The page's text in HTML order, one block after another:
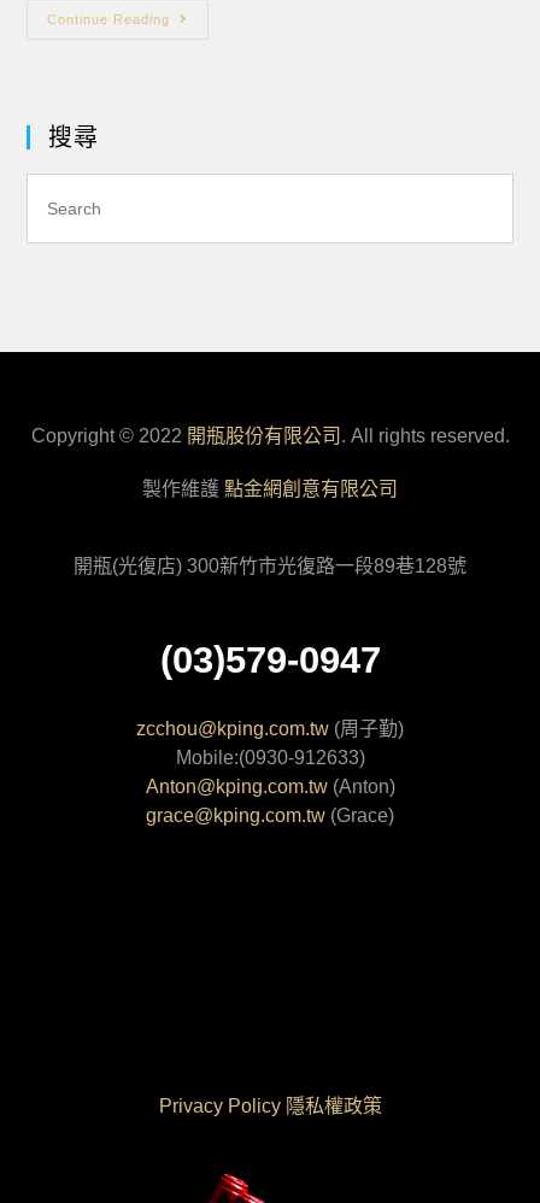
Continue Reading
搜尋
Copyright © 2022 開瓶股份有限公司 . All rights reserved.
製作維護 點金網創意有限公司
開瓶(光復店) 300新竹市光復路一段89巷128號
(03)579-0947
zcchou@kping.com.tw (周子勤)
Mobile:(0930-912633)
Anton@kping.com.tw(Anton)
grace@kping.com.tw (Grace)
Privacy Policy 隱私權政策